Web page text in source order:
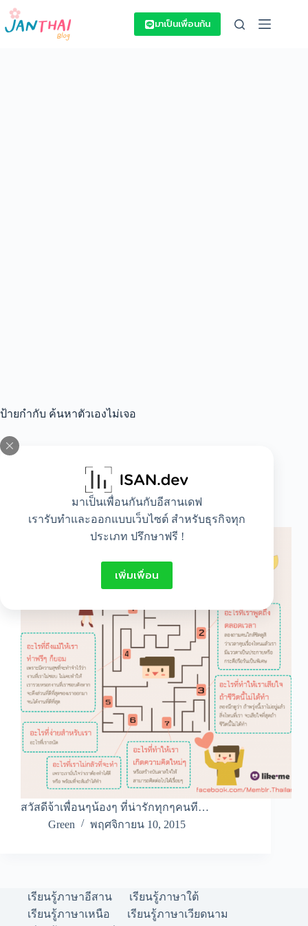
Skip
content
มาเป็นเพื่อนกันกับอีสานเดฟ
เรารับทำและออกแบบเว็บไซต์ สำหรับธุรกิจทุก
ประเภท ปรึกษาฟรี !
เพิ่มเพื่อน
มาเป็นเพื่อนกัน
ป้ายกำกับ ค้นหาตัวเองไม่เจอ
Idea Lifestyle
วิธีการค้นหาตัวเอง
สวัสดีจ้าเพื่อนๆน้องๆ ที่น่ารักทุกๆคนที…
Green
พฤศจิกายน 10, 2015
เรียนรู้ภาษาอีสาน
เรียนรู้ภาษาใต้
เรียนรู้ภาษาเหนือ
เรียนรู้ภาษาเวียดนาม